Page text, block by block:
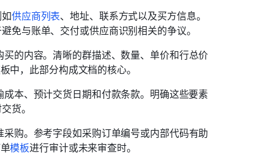
供应商列表、地址、联系方式以及买方信息。
免与账单、交付或供应商识别相关的争议。
的内容。清晰的群描述、数量、单价和行总价
中，此部分构成文档的核心。
本、预计交货日期和付款条款。明确这些要素
货。
购。参考字段如采购订单编号或内部代码有助
模板进行审计或未来审查时。